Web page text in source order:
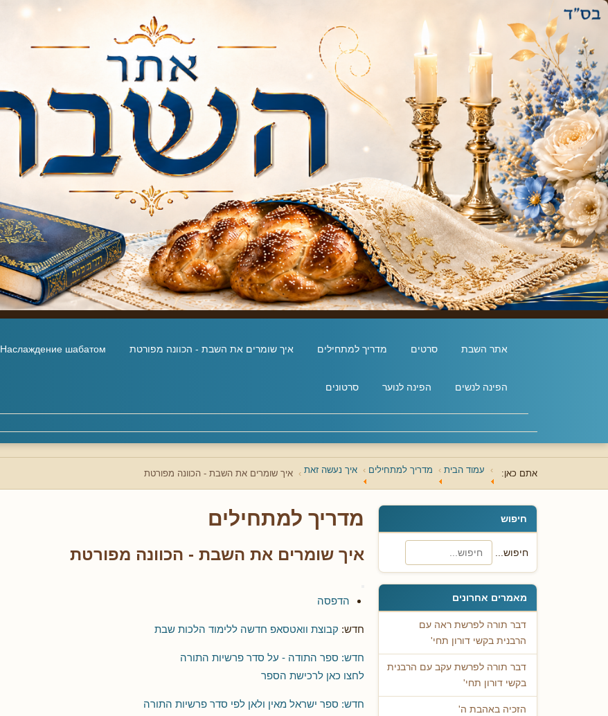
אתר השבת סרטים מדריך למתחילים איך שומרים את השבת - הכוונה מפורטת Наслаждение шабатом
הפינה לנשים הפינה לנוער סרטונים
אתם כאן: עמוד הבית מדריך למתחילים איך נעשה זאת איך שומרים את השבת - הכוונה מפורטת
חיפוש
חיפוש...
מאמרים אחרונים
דבר תורה לפרשת ראה עם
הרבנית בקשי דורון תחי'
דבר תורה לפרשת עקב עם הרבנית
בקשי דורון תחי'
הזכיה באהבת ה'
מדריך למתחילים
איך שומרים את השבת - הכוונה מפורטת
הדפסה
חדש: קבוצת וואטסאפ חדשה ללימוד הלכות שבת
חדש: ספר התודה - על סדר פרשיות התורה
לחצו כאן לרכישת הספר
חדש: ספר ישראל מאין ולאן לפי סדר פרשיות התורה